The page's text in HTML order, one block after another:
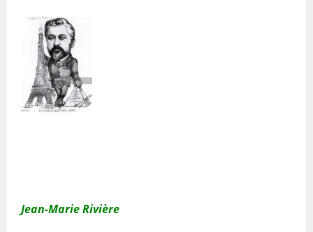
Jean-Marie Rivière